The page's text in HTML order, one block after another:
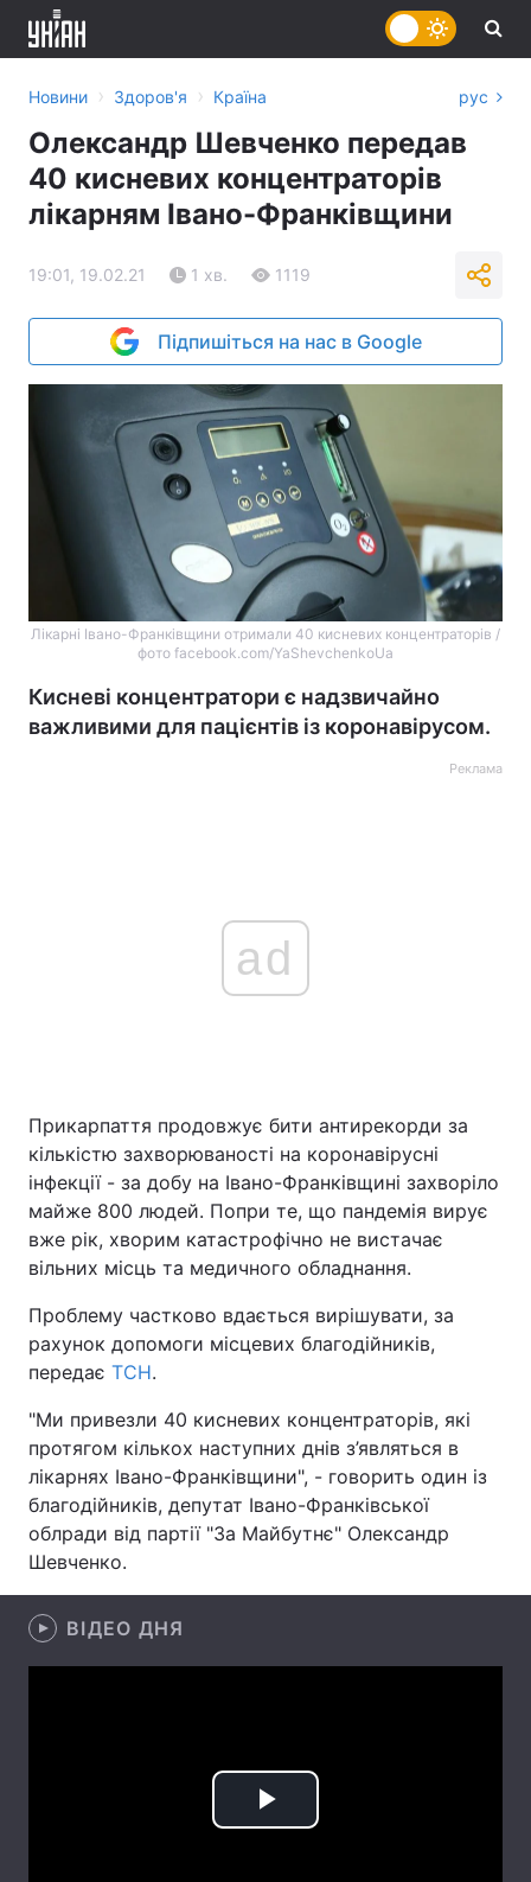
Головна Війна
Україна Політика
Економіка Світ
Спорт Наука
Техно і зв'язок
Зброя Інциденти
Здоров'я Туризм
Цікавинки Погода
Лонгріди
Новини › Здоров'я › Країна рус
Олександр Шевченко передав
40 кисневих концентраторів
лікарням Івано-Франківщини
19:01, 19.02.21 1 хв. 1119
Підпишіться на нас в Google
Лікарні Івано-Франківщини отримали 40 кисневих концентраторів /
фото facebook.com/YaShevchenkoUa
Кисневі концентратори є надзвичайно
важливими для пацієнтів із коронавірусом.
Реклама
ad
Прикарпаття продовжує бити антирекорди за
кількістю захворюваності на коронавірусні
інфекції - за добу на Івано-Франківщині захворіло
майже 800 людей. Попри те, що пандемія вирує
вже рік, хворим катастрофічно не вистачає
вільних місць та медичного обладнання.
Проблему частково вдається вирішувати, за
рахунок допомоги місцевих благодійників,
передає ТСН.
"Ми привезли 40 кисневих концентраторів, які
протягом кількох наступних днів з’являться в
лікарнях Івано-Франківщини", - говорить один із
благодійників, депутат Івано-Франківської
облради від партії "За Майбутнє" Олександр
Шевченко.
ВІДЕО ДНЯ
Play